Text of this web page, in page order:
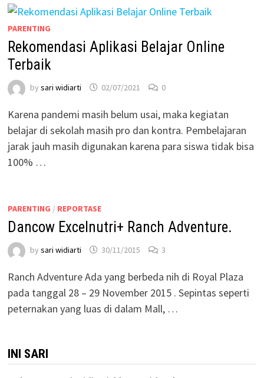
PARENTING
Rekomendasi Aplikasi Belajar Online
Terbaik
by sari widiarti 02/07/2021 0
Karena pandemi masih belum usai, maka kegiatan
belajar di sekolah masih pro dan kontra. Pembelajaran
jarak jauh masih digunakan karena para siswa tidak bisa
100% …
PARENTING / REPORTASE
Dancow Excelnutri+ Ranch Adventure.
by sari widiarti 30/11/2015 3
Ranch Adventure Ada yang berbeda nih di Royal Plaza
pada tanggal 28 – 29 November 2015 . Sepintas seperti
peternakan yang luas di dalam Mall, …
INI SARI